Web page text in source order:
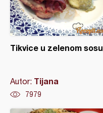
Tikvice u zelenom sosu
Autor: Tijana
7979